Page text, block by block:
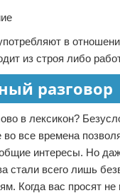
в
из строя либо
разговор
в лексикон?
во все времена
интересы. Но
стали всего лишь
Когда вас просят не